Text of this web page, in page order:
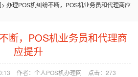
> 办理POS机纠纷不断，POS机业务员和代理商应
断，POS机业务员和代理商
应提升
作者：个人POS机办理网 点击： 273